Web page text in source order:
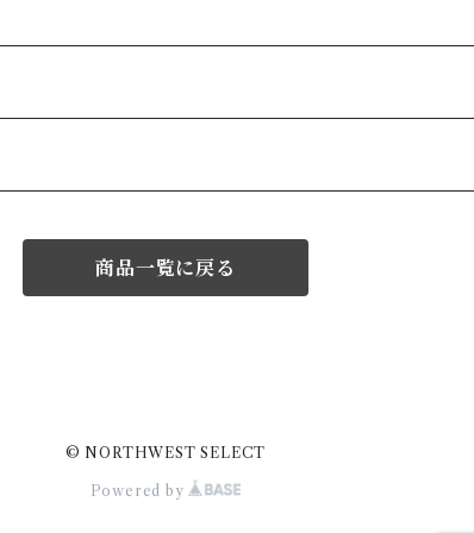
商品一覧に戻る
© NORTHWEST SELECT
Powered by